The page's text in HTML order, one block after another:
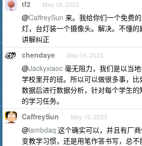
tf2 May 16, 2023
@CaffreySun 来。我给你们一个免费
灯，台灯装一个摄像头。解决。不懂
讲解纠正
chendaye May 16, 2023
@Jackyxiaoc 毫无阻力，我们是以当
学校里开的班。所以可以做很多事，
数据后进行数据分析，针对每个学生
的学习任务。
CaffreySun May 16, 2023
@lambdaq 这个确实可以，并且有厂
变教学习惯，还是用笔作答书写，总